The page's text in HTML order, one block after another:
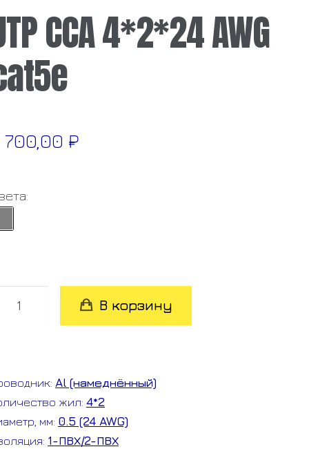
CCA 4*2*24 AWG
700,00 ₽
В корзину
Al (намеднённый)
жил: 4*2
мм: 0.5 (24 AWG)
1-ПВХ/2-ПВХ